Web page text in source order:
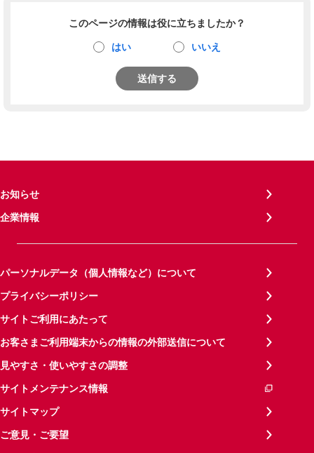
このページの情報は役に立ちましたか？
はい いいえ
送信する
お知らせ
企業情報
パーソナルデータ（個人情報など）について
プライバシーポリシー
サイトご利用にあたって
お客さまご利用端末からの情報の外部送信について
見やすさ・使いやすさの調整
サイトメンテナンス情報
サイトマップ
ご意見・ご要望